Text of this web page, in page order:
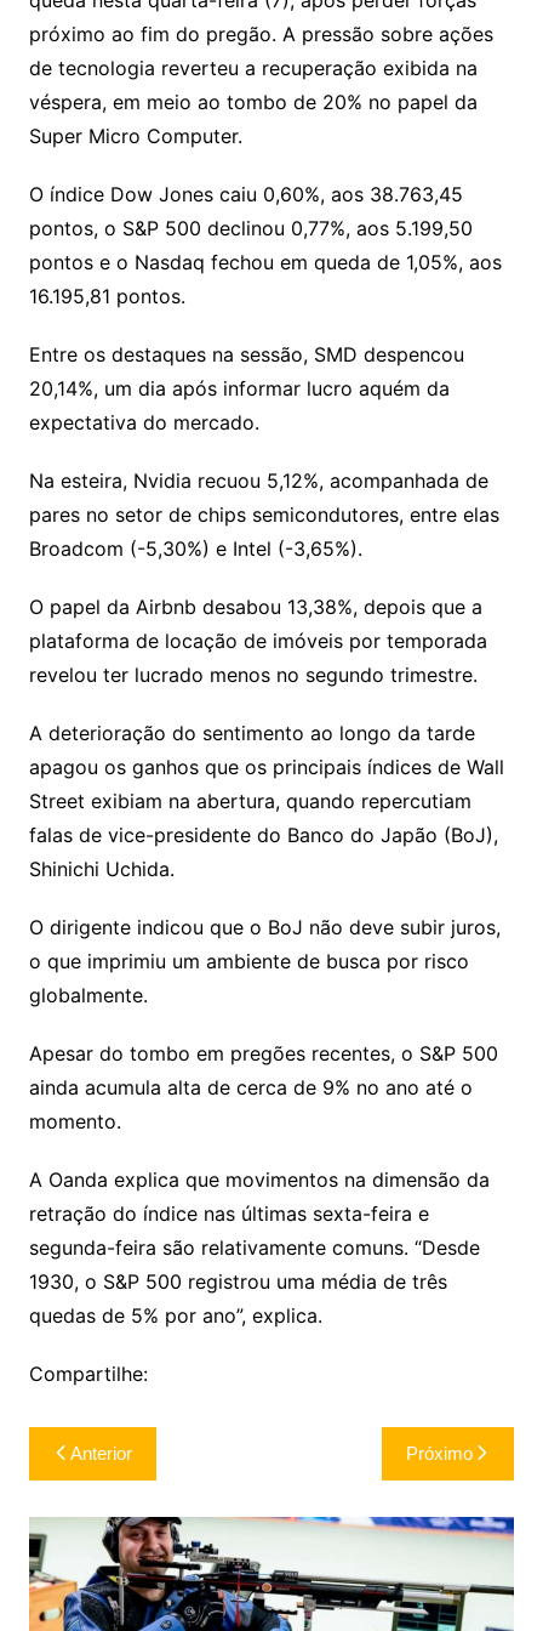
n
k
p
p
m
n
Cl
a
s
o
o
m
s
a
g
e
o
k.
c
o
p
e
o
o
M
ai
a
d
s
l
e
próximo ao fim do pregão. A pressão sobre ações
de tecnologia reverteu a recuperação exibida na
véspera, em meio ao tombo de 20% no papel da
Super Micro Computer.
O índice Dow Jones caiu 0,60%, aos 38.763,45
pontos, o S&P 500 declinou 0,77%, aos 5.199,50
pontos e o Nasdaq fechou em queda de 1,05%, aos
16.195,81 pontos.
Entre os destaques na sessão, SMD despencou
20,14%, um dia após informar lucro aquém da
expectativa do mercado.
Na esteira, Nvidia recuou 5,12%, acompanhada de
pares no setor de chips semicondutores, entre elas
Broadcom (-5,30%) e Intel (-3,65%).
O papel da Airbnb desabou 13,38%, depois que a
plataforma de locação de imóveis por temporada
revelou ter lucrado menos no segundo trimestre.
A deterioração do sentimento ao longo da tarde
apagou os ganhos que os principais índices de Wall
Street exibiam na abertura, quando repercutiam
falas de vice-presidente do Banco do Japão (BoJ),
Shinichi Uchida.
O dirigente indicou que o BoJ não deve subir juros,
o que imprimiu um ambiente de busca por risco
globalmente.
Apesar do tombo em pregões recentes, o S&P 500
ainda acumula alta de cerca de 9% no ano até o
momento.
A Oanda explica que movimentos na dimensão da
retração do índice nas últimas sexta-feira e
segunda-feira são relativamente comuns. “Desde
1930, o S&P 500 registrou uma média de três
quedas de 5% por ano”, explica.
Compartilhe:
Navegação
de
Post
Anterior Próximo